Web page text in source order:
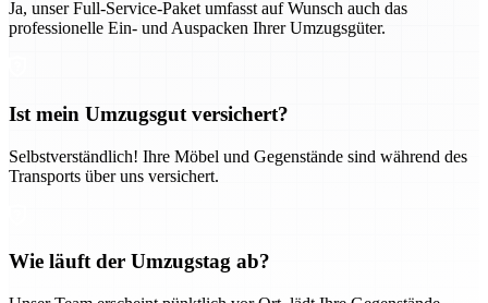
Ja, unser Full-Service-Paket umfasst auf Wunsch auch das
professionelle Ein- und Auspacken Ihrer Umzugsgüter.
Ist mein Umzugsgut versichert?
Selbstverständlich! Ihre Möbel und Gegenstände sind während des
Transports über uns versichert.
Wie läuft der Umzugstag ab?